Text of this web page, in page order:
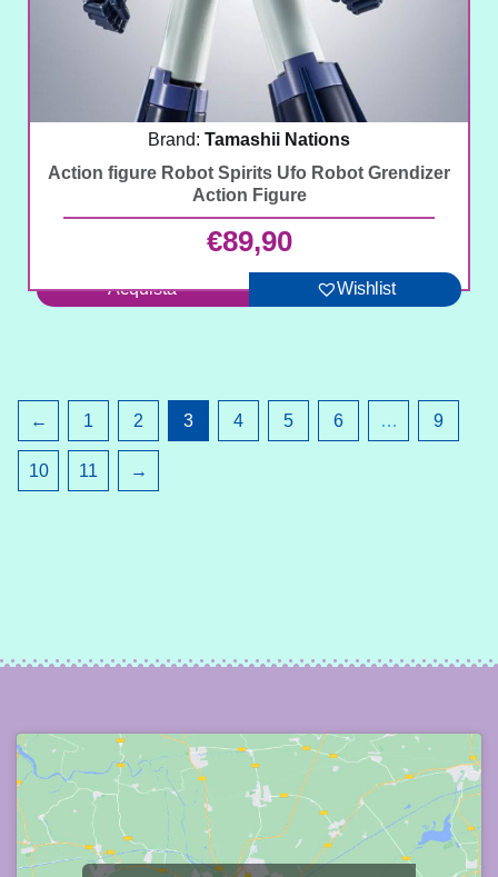
Brand: Tamashii Nations
Action figure Robot Spirits Ufo Robot Grendizer
Action Figure
€89,90
Acquista Wishlist
← 1 2 3 4 5 6 … 9
10 11 →